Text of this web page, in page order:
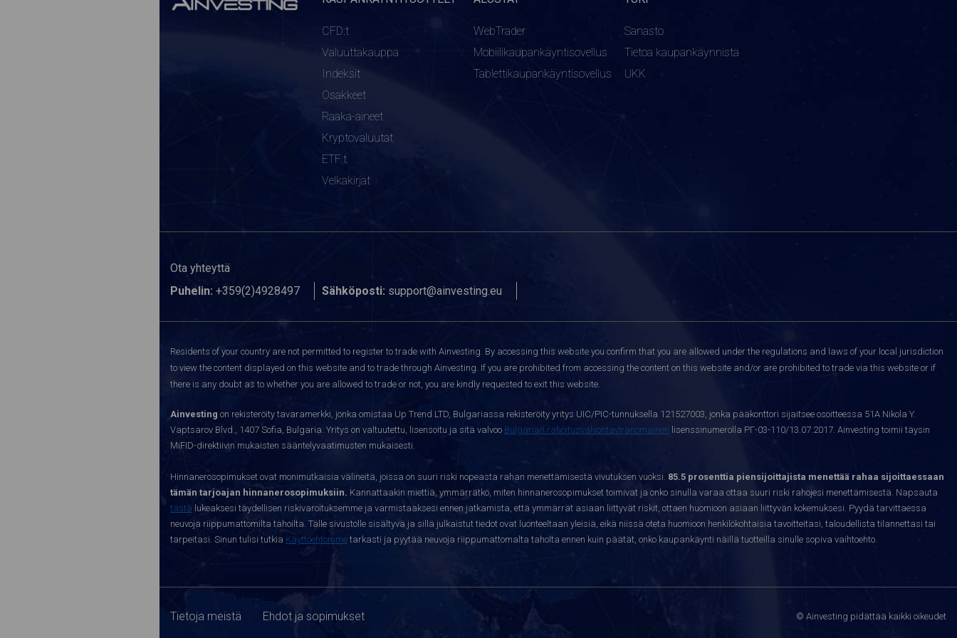
CFD:t
Valuuttakauppa
Indeksit
Osakkeet
Raaka-aineet
Kryptovaluutat
ETF:t
Velkakirjat
WebTrader
Mobiilikaupankäyntisovellus
Tablettikaupankäyntisovellus
Sanasto
Tietoa kaupankäynnistä
UKK
Ota yhteyttä
Puhelin: +359(2)4928497 Sähköposti: support@ainvesting.eu
Residents of your country are not permitted to register to trade with Ainvesting. By accessing this website you confirm that you are allowed under the regulations and laws of your local jurisdiction
to view the content displayed on this website and to trade through Ainvesting. If you are prohibited from accessing the content on this website and/or are prohibited to trade via this website or if
there is any doubt as to whether you are allowed to trade or not, you are kindly requested to exit this website.
Ainvesting on rekisteröity tavaramerkki, jonka omistaa Up Trend LTD, Bulgariassa rekisteröity yritys UIC/PIC-tunnuksella 121527003, jonka pääkonttori sijaitsee osoitteessa 51A Nikola Y.
Vaptsarov Blvd., 1407 Sofia, Bulgaria. Yritys on valtuutettu, lisensoitu ja sitä valvoo Bulgarian rahoitusvalvontaviranomainen lisenssinumerolla РГ-03-110/13.07.2017. Ainvesting toimii täysin
MiFID-direktiivin mukaisten sääntelyvaatimusten mukaisesti.
Hinnanerosopimukset ovat monimutkaisia välineitä, joissa on suuri riski nopeasta rahan menettämisestä vivutuksen vuoksi. 85.5 prosenttia piensijoittajista menettää rahaa sijoittaessaan
tämän tarjoajan hinnanerosopimuksiin. Kannattaakin miettiä, ymmärrätkö, miten hinnanerosopimukset toimivat ja onko sinulla varaa ottaa suuri riski rahojesi menettämisestä. Napsauta
tästä lukeaksesi täydellisen riskivaroituksemme ja varmistaaksesi ennen jatkamista, että ymmärrät asiaan liittyvät riskit, ottaen huomioon asiaan liittyvän kokemuksesi. Pyydä tarvittaessa
neuvoja riippumattomilta tahoilta. Tälle sivustolle sisältyvä ja sillä julkaistut tiedot ovat luonteeltaan yleisiä, eikä niissä oteta huomioon henkilökohtaisia tavoitteitasi, taloudellista tilannettasi tai
tarpeitasi. Sinun tulisi tutkia Käyttöehtomme tarkasti ja pyytää neuvoja riippumattomalta taholta ennen kuin päätät, onko kaupankäynti näillä tuotteilla sinulle sopiva vaihtoehto.
Tietoja meistä Ehdot ja sopimukset © Ainvesting pidättää kaikki oikeudet